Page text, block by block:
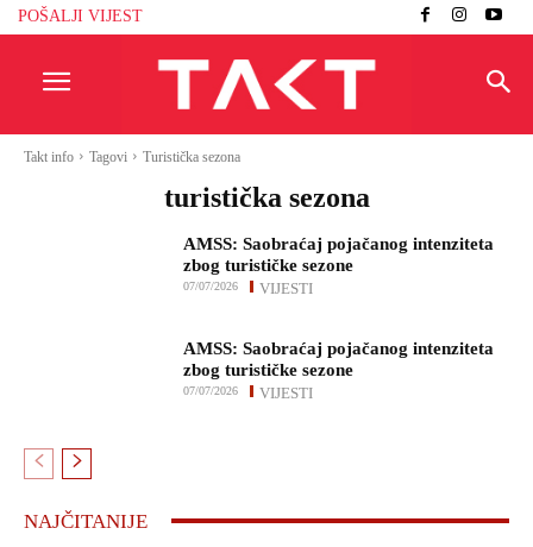
POŠALJI VIJEST
Takt info Tagovi Turistička sezona
turistička sezona
AMSS: Saobraćaj pojačanog intenziteta
zbog turističke sezone
VIJESTI
07/07/2026
AMSS: Saobraćaj pojačanog intenziteta
zbog turističke sezone
VIJESTI
07/07/2026
NAJČITANIJE